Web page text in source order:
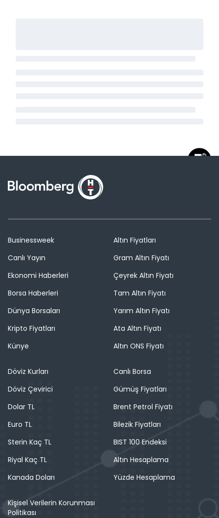
Businessweek
Canlı Yayın
Ekonomi Haberleri
Borsa Haberleri
Dünya Borsaları
Kripto Fiyatları
Künye
Altın Fiyatları
Gram Altın Fiyatı
Çeyrek Altın Fiyatı
Tam Altın Fiyatı
Yarım Altın Fiyatı
Ata Altın Fiyatı
Altın ONS Fiyatı
Döviz Kurları
Döviz Çevirici
Dolar TL
Euro TL
Sterin Kaç TL
Riyal Kaç TL
Kanada Doları
Canlı Borsa
Gümüş Fiyatları
Brent Petrol Fiyatı
Bilezik Fiyatları
BIST 100 Endeksi
Altın Hesaplama
Yüzde Hesaplama
Kişisel Verilerin Korunması
Politikası